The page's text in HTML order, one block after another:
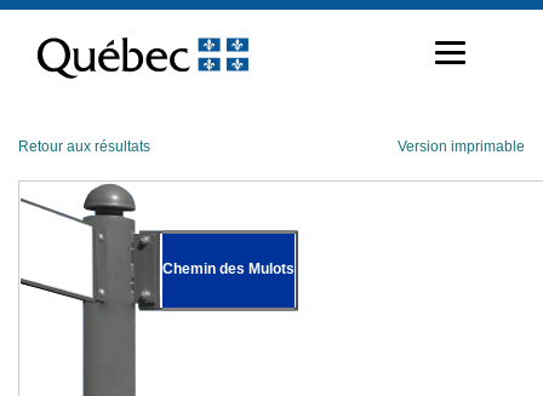
contenu
Retour aux résultats Version imprimable
Chemin des Mulots